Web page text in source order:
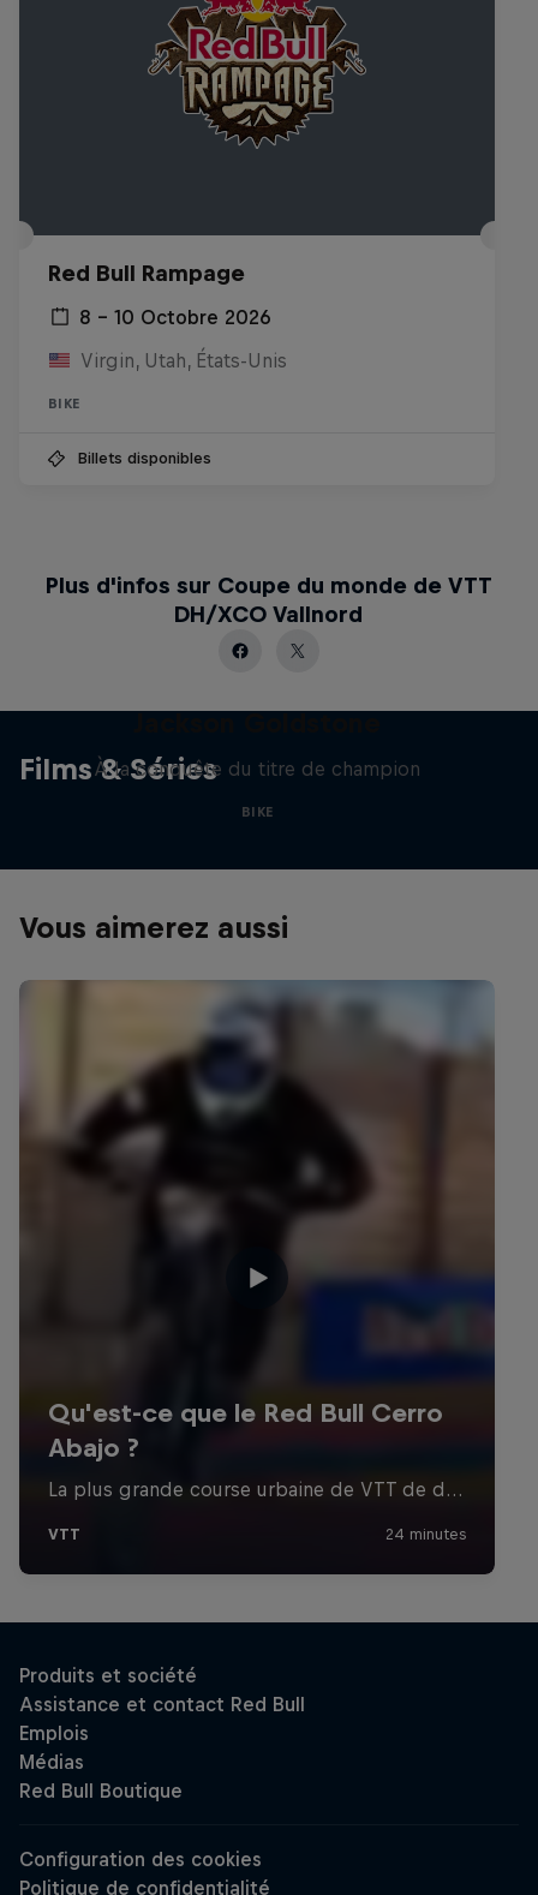
Red Bull Rampage
8 – 10 Octobre 2026
Virgin, Utah, États-Unis
BIKE
Billets disponibles
Plus d'infos sur Coupe du monde de VTT
DH/XCO Vallnord
Films & Séries
À la conquête du titre de champion
BIKE
Vous aimerez aussi